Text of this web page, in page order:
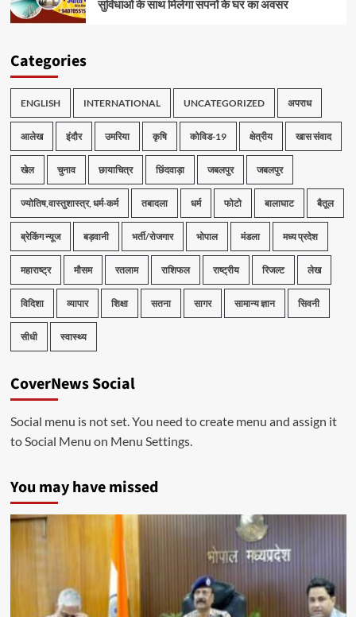
सुविधाओं के साथ मिलेगा सपनों के घर का अवसर
Categories
ENGLISH INTERNATIONAL UNCATEGORIZED अपराध
आलेख इंदौर उमरिया कृषि कोविड-19 क्षेत्रीय खास संवाद
खेल चुनाव छायाचित्र छिंदवाड़ा जबलपुर जबलपुर
ज्योतिष,वास्तुशास्त्र, धर्म-कर्म तबादला धर्म फोटो बालाघाट बैतूल
ब्रेकिंग न्यूज बड़वानी भर्ती/रोजगार भोपाल मंडला मध्य प्रदेश
महाराष्ट्र मौसम रतलाम राशिफल राष्ट्रीय रिजल्ट लेख
विदिशा व्यापार शिक्षा सतना सागर सामान्य ज्ञान सिवनी
सीधी स्वास्थ्य
CoverNews Social
Social menu is not set. You need to create menu and assign it
to Social Menu on Menu Settings.
You may have missed